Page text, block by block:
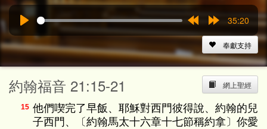
Rewind
Forward
15s
35:20
奉獻支持
網上聖經
約翰福音 21:15-21
15 他們喫完了早飯、耶穌對西門彼得說、約翰的兒
子西門、〔約翰馬太十六章十七節稱約拿〕你愛